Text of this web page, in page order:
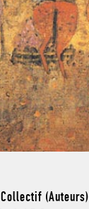
Collectif (Auteurs)